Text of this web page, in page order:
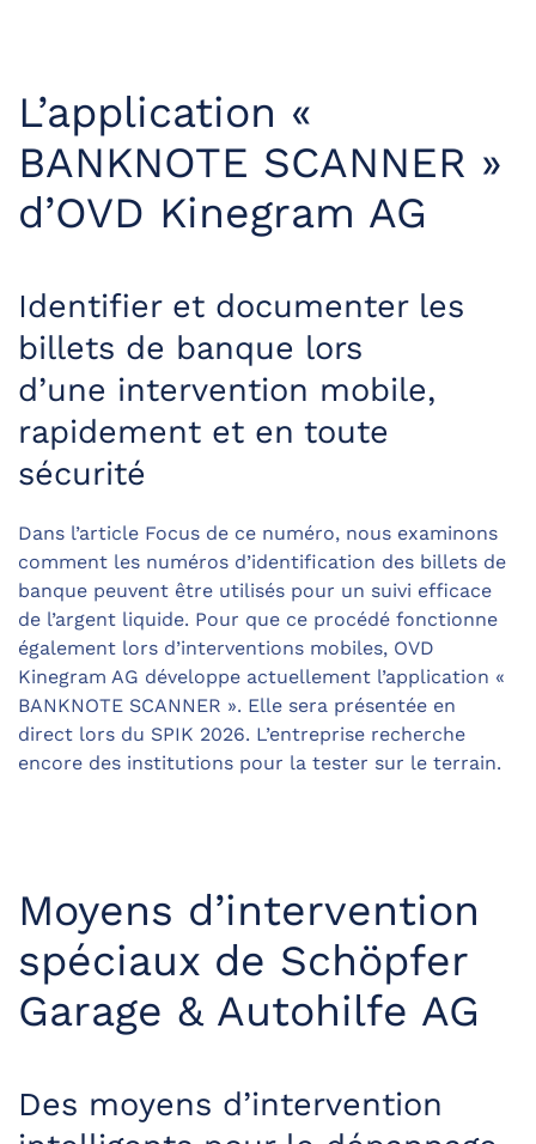
L’application «
BANKNOTE SCANNER »
d’OVD Kinegram AG
Identifier et documenter les
billets de banque lors
d’une intervention mobile,
rapidement et en toute
sécurité
Dans l’article Focus de ce numéro, nous examinons
comment les numéros d’identification des billets de
banque peuvent être utilisés pour un suivi efficace
de l’argent liquide. Pour que ce procédé fonctionne
également lors d’interventions mobiles, OVD
Kinegram AG développe actuellement l’application «
BANKNOTE SCANNER ». Elle sera présentée en
direct lors du SPIK 2026. L’entreprise recherche
encore des institutions pour la tester sur le terrain.
Moyens d’intervention
spéciaux de Schöpfer
Garage & Autohilfe AG
Des moyens d’intervention